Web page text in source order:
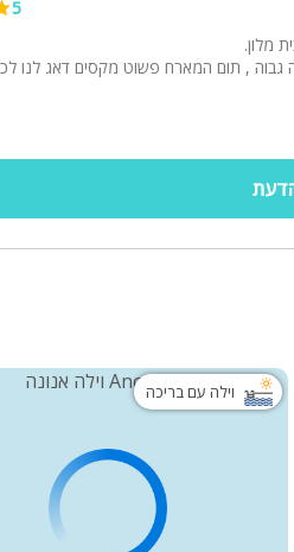
5
מלון.
גבוה , תום המארח פשוט מקסים דאג לנו
וילה עם בריכה